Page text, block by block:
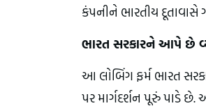
કંપનીને ભારતીય દૂતાવાસે
ભારત સરકારને આપે છે
આ લોબિંગ ફર્મ ભારત
પર માર્ગદર્શન પૂરું પાડે